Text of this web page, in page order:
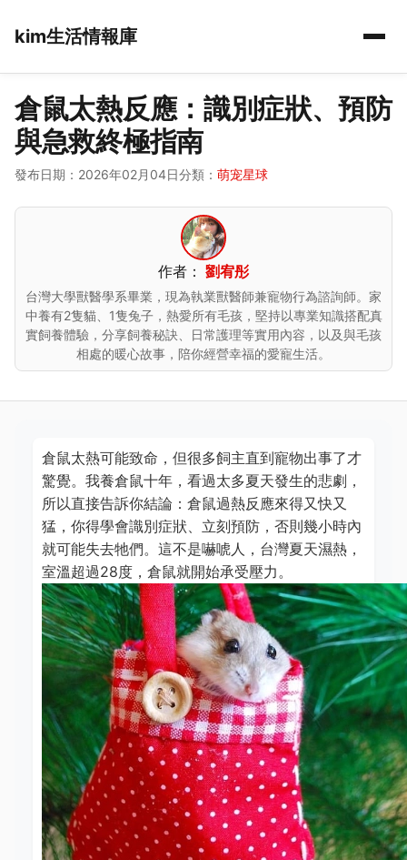
kim生活情報庫
倉鼠太熱反應：識別症狀、預防
與急救終極指南
發布日期：2026年02月04日分類： 萌宠星球
作者： 劉宥彤
台灣大學獸醫學系畢業，現為執業獸醫師兼寵物行為諮詢師。家
中養有2隻貓、1隻兔子，熱愛所有毛孩，堅持以專業知識搭配真
實飼養體驗，分享飼養秘訣、日常護理等實用內容，以及與毛孩
相處的暖心故事，陪你經營幸福的愛寵生活。
倉鼠太熱可能致命，但很多飼主直到寵物出事了才
驚覺。我養倉鼠十年，看過太多夏天發生的悲劇，
所以直接告訴你結論：倉鼠過熱反應來得又快又
猛，你得學會識別症狀、立刻預防，否則幾小時內
就可能失去牠們。這不是嚇唬人，台灣夏天濕熱，
室溫超過28度，倉鼠就開始承受壓力。